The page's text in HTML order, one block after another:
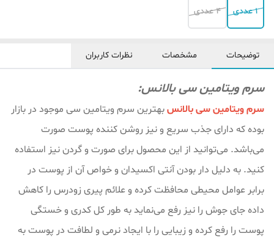
1 عددی 4 عددی
توضیحات مشخصات نظرات کاربران
سرم ویتامین سی بالانس:
سرم ویتامین سی بالانسبهترین سرم ویتامین سی موجود در بازار
بوده که دارای جذب سریع و نیز روشن کننده پوست صورت
می‌باشد. می‌توانید از این محصول برای صورت و گردن نیز استفاده
کنید. به دلیل دار بودن آنتی اکسیدان و خواص آن از پوست در
برابر عوامل محیطی محافظت کرده و علائم پیری زودرس را کاهش
داده جای جوش را نیز رفع می‌نماید به طور کل کدری و خستگی
پوست را رفع کرده و زیبایی را با ایجاد نرمی و لطافت در پوست به